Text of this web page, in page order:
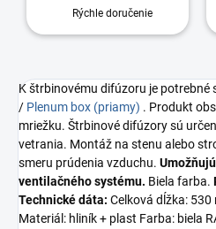
Rýchle doručenie
K štrbinovému difúzoru je potrebné
/ Plenum box (priamy) . Produkt
mriežku. Štrbinové difúzory sú
vetrania. Montáž na stenu alebo
smeru prúdenia vzduchu.
ventilačného systému. Biela farba.
Technické dáta: Celková dĺžka:
Materiál: hliník + plast Farba: biela